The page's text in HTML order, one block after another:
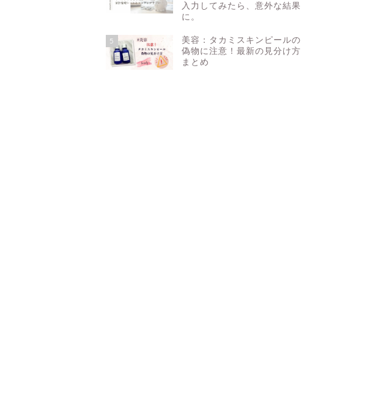
入力してみたら、意外な結果
に。
5
美容：タカミスキンピールの
偽物に注意！最新の見分け方
まとめ